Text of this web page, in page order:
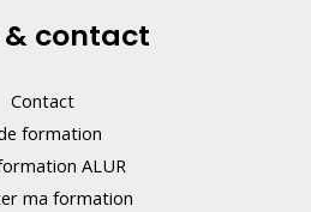
& contact
Contact
formation
ALUR
ma formation